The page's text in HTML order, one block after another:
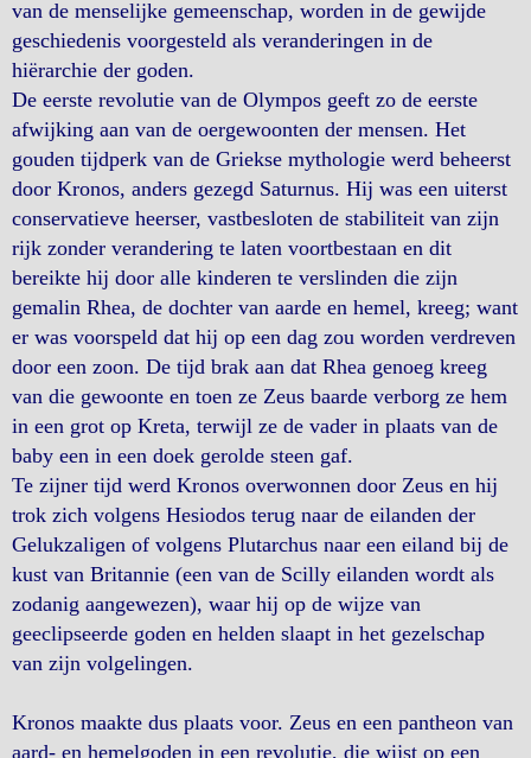
van de menselijke gemeenschap, worden in de gewijde
geschiedenis voorgesteld als veranderingen in de
hiërarchie der goden.
De eerste revolutie van de Olympos geeft zo de eerste
afwijking aan van de oergewoonten der mensen. Het
gouden tijdperk van de Griekse mythologie werd beheerst
door Kronos, anders gezegd Saturnus. Hij was een uiterst
conservatieve heerser, vastbesloten de stabiliteit van zijn
rijk zonder verandering te laten voortbestaan en dit
bereikte hij door alle kinderen te verslinden die zijn
gemalin Rhea, de dochter van aarde en hemel, kreeg; want
er was voorspeld dat hij op een dag zou worden verdreven
door een zoon. De tijd brak aan dat Rhea genoeg kreeg
van die gewoonte en toen ze Zeus baarde verborg ze hem
in een grot op Kreta, terwijl ze de vader in plaats van de
baby een in een doek gerolde steen gaf.
Te zijner tijd werd Kronos overwonnen door Zeus en hij
trok zich volgens Hesiodos terug naar de eilanden der
Gelukzaligen of volgens Plutarchus naar een eiland bij de
kust van Britannie (een van de Scilly eilanden wordt als
zodanig aangewezen), waar hij op de wijze van
geeclipseerde goden en helden slaapt in het gezelschap
van zijn volgelingen.
Kronos maakte dus plaats voor. Zeus en een pantheon van
aard- en hemelgoden in een revolutie, die wijst op een